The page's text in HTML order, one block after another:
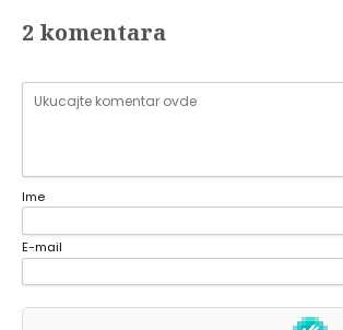
2 komentara
Ime
E-mail